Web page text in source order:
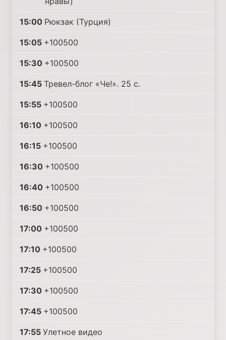
15:00 Рюкзак (Турция)
15:05 +100500
15:30 +100500
15:45 Тревел-блог «Че!». 25 с.
15:55 +100500
16:10 +100500
16:15 +100500
16:30 +100500
16:40 +100500
16:50 +100500
17:00 +100500
17:10 +100500
17:25 +100500
17:30 +100500
17:45 +100500
17:55 Улетное видео